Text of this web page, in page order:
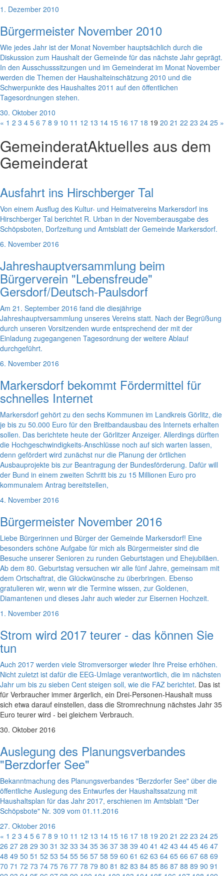
1. Dezember 2010
Bürgermeister November 2010
Wie jedes Jahr ist der Monat November hauptsächlich durch die
Diskussion zum Haushalt der Gemeinde für das nächste Jahr geprägt.
In den Ausschusssitzungen und im Gemeinderat im Monat November
werden die Themen der Haushalteinschätzung 2010 und die
Schwerpunkte des Haushaltes 2011 auf den öffentlichen
Tagesordnungen stehen.
30. Oktober 2010
« 1 2 3 4 5 6 7 8 9 10 11 12 13 14 15 16 17 18 19 20 21 22 23 24 25 »
GemeinderatAktuelles aus dem
Gemeinderat
Ausfahrt ins Hirschberger Tal
Von einem Ausflug des Kultur- und Heimatvereins Markersdorf ins
Hirschberger Tal berichtet R. Urban in der Novemberausgabe des
Schöpsboten, Dorfzeitung und Amtsblatt der Gemeinde Markersdorf.
6. November 2016
Jahreshauptversammlung beim
Bürgerverein "Lebensfreude"
Gersdorf/Deutsch-Paulsdorf
Am 21. September 2016 fand die diesjährige
Jahreshauptversammlung unseres Vereins statt. Nach der Begrüßung
durch unseren Vorsitzenden wurde entsprechend der mit der
Einladung zugegangenen Tagesordnung der weitere Ablauf
durchgeführt.
6. November 2016
Markersdorf bekommt Fördermittel für
schnelles Internet
Markersdorf gehört zu den sechs Kommunen im Landkreis Görlitz, die
je bis zu 50.000 Euro für den Breitbandausbau des Internets erhalten
sollen. Das berichtete heute der Görlitzer Anzeiger. Allerdings dürften
die Hochgeschwindigkeits-Anschlüsse noch auf sich warten lassen,
denn gefördert wird zunächst nur die Planung der örtlichen
Ausbauprojekte bis zur Beantragung der Bundesförderung. Dafür will
der Bund in einem zweiten Schritt bis zu 15 Millionen Euro pro
kommunalem Antrag bereitstellen,
4. November 2016
Bürgermeister November 2016
Liebe Bürgerinnen und Bürger der Gemeinde Markersdorf! Eine
besonders schöne Aufgabe für mich als Bürgermeister sind die
Besuche unserer Senioren zu runden Geburtstagen und Ehejubiläen.
Ab dem 80. Geburtstag versuchen wir alle fünf Jahre, gemeinsam mit
dem Ortschaftrat, die Glückwünsche zu überbringen. Ebenso
gratulieren wir, wenn wir die Termine wissen, zur Goldenen,
Diamantenen und dieses Jahr auch wieder zur Eisernen Hochzeit.
1. November 2016
Strom wird 2017 teurer - das können Sie
tun
Auch 2017 werden viele Stromversorger wieder Ihre Preise erhöhen.
Nicht zuletzt ist dafür die EEG-Umlage verantwortlich, die im nächsten
Jahr um bis zu sieben Cent steigen soll, wie die FAZ berichtet. Das ist
für Verbraucher immer ärgerlich, ein Drei-Personen-Haushalt muss
sich etwa darauf einstellen, dass die Stromrechnung nächstes Jahr 35
Euro teurer wird - bei gleichem Verbrauch.
30. Oktober 2016
Auslegung des Planungsverbandes
"Berzdorfer See"
Bekanntmachung des Planungsverbandes "Berzdorfer See" über die
öffentliche Auslegung des Entwurfes der Haushaltssatzung mit
Haushaltsplan für das Jahr 2017, erschienen im Amtsblatt "Der
Schöpsbote" Nr. 309 vom 01.11.2016
27. Oktober 2016
« 1 2 3 4 5 6 7 8 9 10 11 12 13 14 15 16 17 18 19 20 21 22 23 24 25
26 27 28 29 30 31 32 33 34 35 36 37 38 39 40 41 42 43 44 45 46 47
48 49 50 51 52 53 54 55 56 57 58 59 60 61 62 63 64 65 66 67 68 69
70 71 72 73 74 75 76 77 78 79 80 81 82 83 84 85 86 87 88 89 90 91